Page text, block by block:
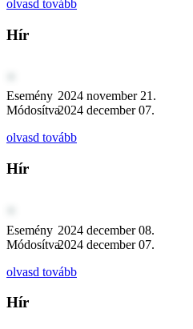
olvasd tovább
Hír
Esemény 2024 november 21.
Módosítva2024 december 07.
olvasd tovább
Hír
Esemény 2024 december 08.
Módosítva2024 december 07.
olvasd tovább
Hír